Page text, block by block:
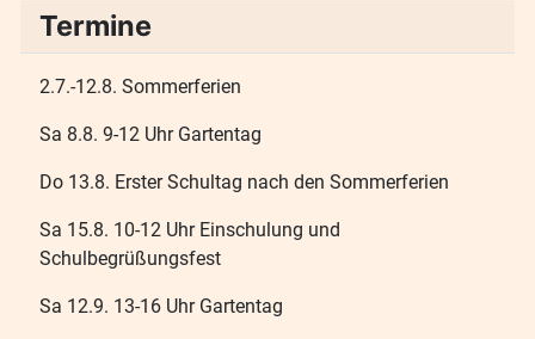
Termine
2.7.-12.8. Sommerferien
Sa 8.8. 9-12 Uhr Gartentag
Do 13.8. Erster Schultag nach den Sommerferien
Sa 15.8. 10-12 Uhr Einschulung und
Schulbegrüßungsfest
Sa 12.9. 13-16 Uhr Gartentag